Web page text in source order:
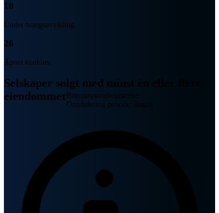
10
Under tvangsavvikling
26
Åpnet konkurs
Selskaper solgt med minst én eller flere
eiendommerBrønnøysundregistrene
Oppdatering periode: daglig